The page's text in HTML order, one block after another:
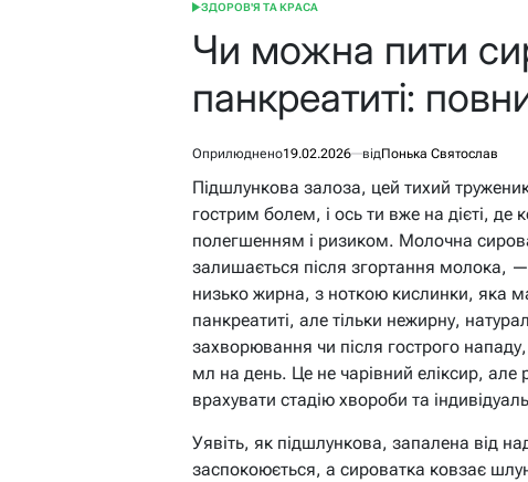
ОПУБЛІКУВАТИ
ЗДОРОВ'Я ТА КРАСА
Чи можна пити
панкреатиті:
Оприлюднено19.02.2026 відПонька Святослав
Підшлункова залоза, цей тихий
гострим болем, і ось ти вже на дієті,
полегшенням і ризиком. Молочна
залишається після згортання молока,
низько жирна, з ноткою кислинки, яка
панкреатиті, але тільки нежирну,
захворювання чи після гострого
мл на день. Це не чарівний еліксир,
врахувати стадію хвороби та
Уявіть, як підшлункова, запалена від
заспокоюється, а сироватка ковзає